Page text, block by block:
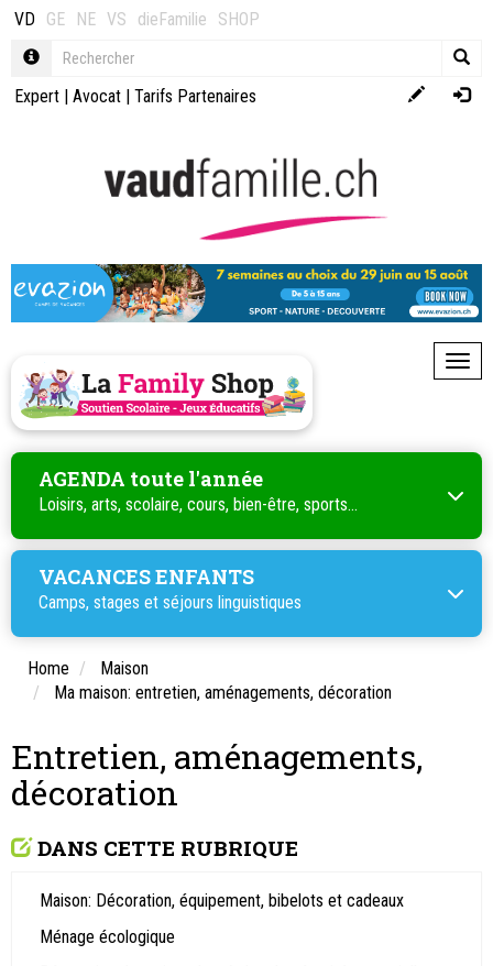
VD GE NE VS dieFamilie SHOP
Expert | Avocat | Tarifs Partenaires
AGENDA toute l'année
Loisirs, arts, scolaire, cours, bien-être, sports...
VACANCES ENFANTS
Camps, stages et séjours linguistiques
Home
Maison
Ma maison: entretien, aménagements, décoration
Entretien, aménagements,
décoration
DANS CETTE RUBRIQUE
Maison: Décoration, équipement, bibelots et cadeaux
Ménage écologique